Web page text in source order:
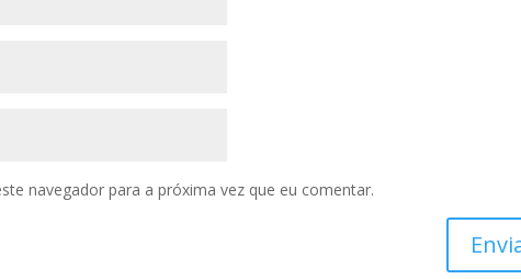
navegador para a próxima vez que eu comentar.